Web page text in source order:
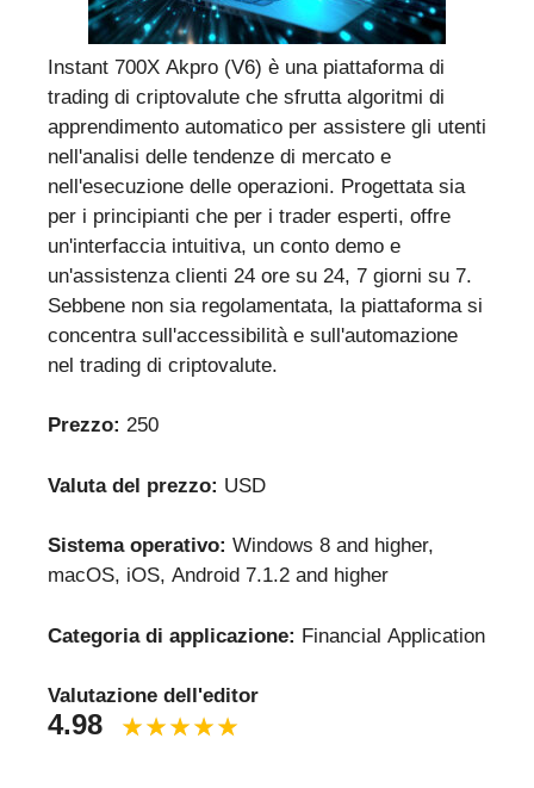
Instant 700X Akpro (V6) è una piattaforma di
trading di criptovalute che sfrutta algoritmi di
apprendimento automatico per assistere gli utenti
nell'analisi delle tendenze di mercato e
nell'esecuzione delle operazioni. Progettata sia
per i principianti che per i trader esperti, offre
un'interfaccia intuitiva, un conto demo e
un'assistenza clienti 24 ore su 24, 7 giorni su 7.
Sebbene non sia regolamentata, la piattaforma si
concentra sull'accessibilità e sull'automazione
nel trading di criptovalute.
Prezzo: 250
Valuta del prezzo: USD
Sistema operativo: Windows 8 and higher,
macOS, iOS, Android 7.1.2 and higher
Categoria di applicazione: Financial Application
Valutazione dell'editor
4.98